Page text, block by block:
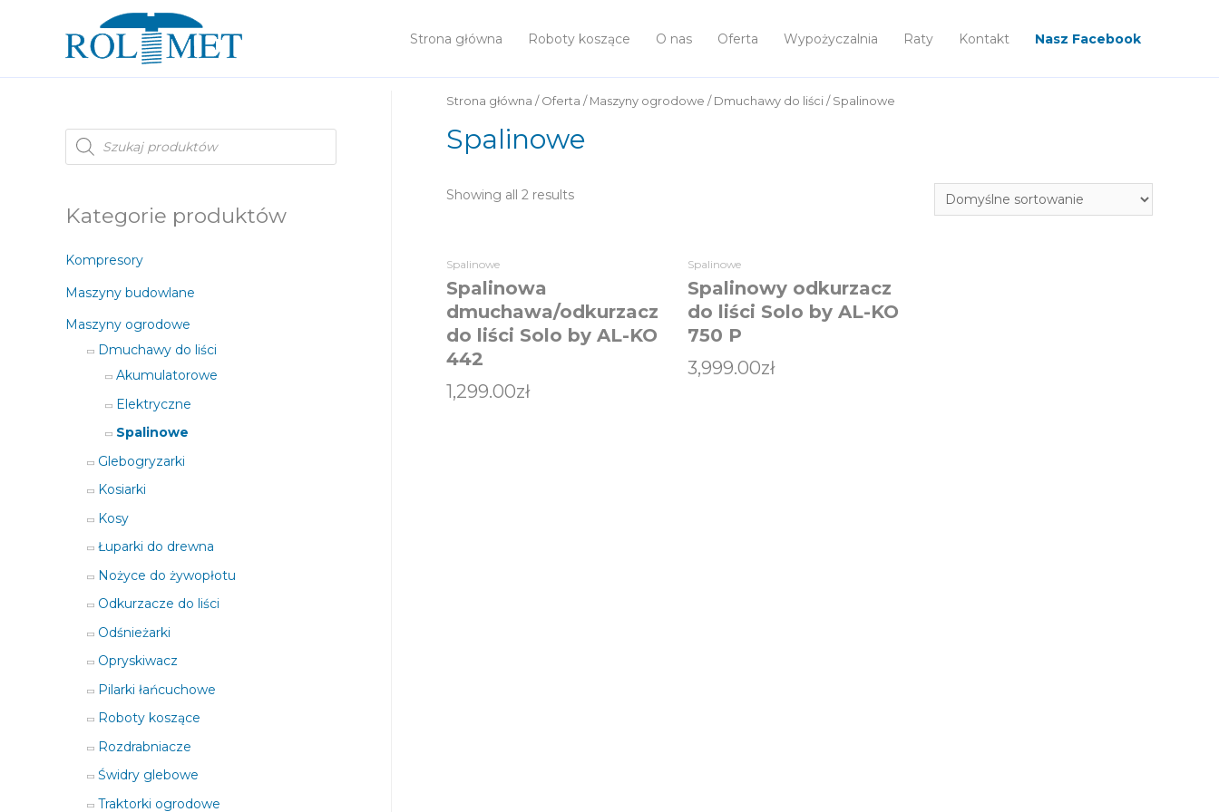
Strona główna Roboty koszące O nas Oferta Wypożyczalnia Raty Kontakt Nasz Facebook
W
s
w
k
p
r
d
Kategorie produktów
Kompresory
Maszyny budowlane
Maszyny ogrodowe
Dmuchawy do liści
Akumulatorowe
Elektryczne
Spalinowe
Glebogryzarki
Kosiarki
Kosy
Łuparki do drewna
Nożyce do żywopłotu
Odkurzacze do liści
Odśnieżarki
Opryskiwacz
Pilarki łańcuchowe
Roboty koszące
Rozdrabniacze
Świdry glebowe
Traktorki ogrodowe
Strona główna / Oferta / Maszyny ogrodowe / Dmuchawy do liści / Spalinowe
Spalinowe
Showing all 2 results
Spalinowe
Spalinowa
dmuchawa/odkurzacz
do liści Solo by AL-KO
442
1,299.00zł
Spalinowe
Spalinowy odkurzacz
do liści Solo by AL-KO
750 P
3,999.00zł